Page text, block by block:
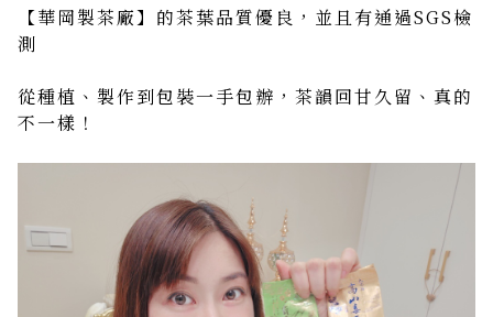
【華岡製茶廠】的茶葉品質優良，並且有通過SGS檢
測
從種植、製作到包裝一手包辦，茶韻回甘久留、真的
不一樣！